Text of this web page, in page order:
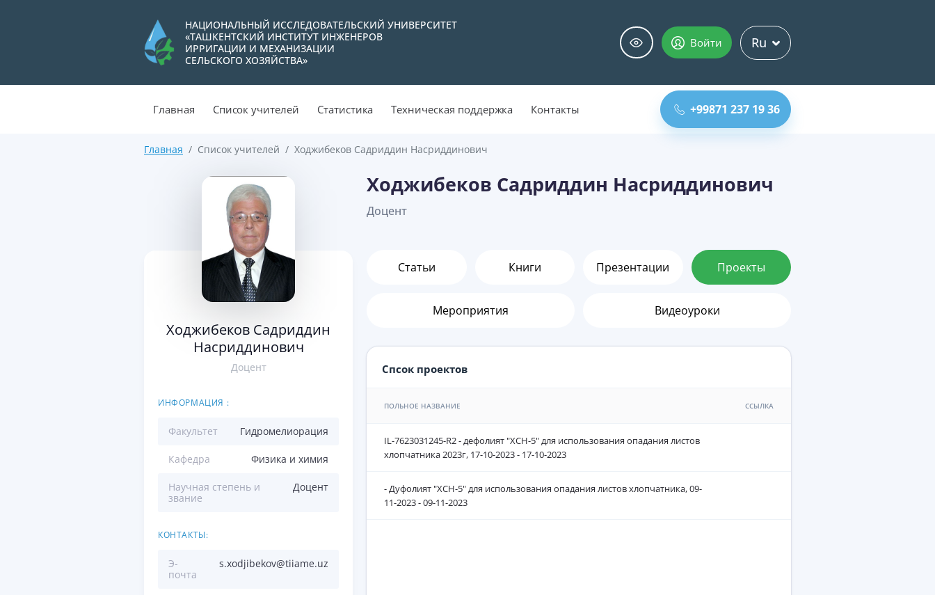
НАЦИОНАЛЬНЫЙ ИССЛЕДОВАТЕЛЬСКИЙ УНИВЕРСИТЕТ
«ТАШКЕНТСКИЙ ИНСТИТУТ ИНЖЕНЕРОВ
ИРРИГАЦИИ И МЕХАНИЗАЦИИ
СЕЛЬСКОГО ХОЗЯЙСТВА»
Войти Ru
Главная Список учителей Статистика Техническая поддержка Контакты +99871 237 19 36
Главная Список учителей Ходжибеков Садриддин Насриддинович
Ходжибеков Садриддин
Насриддинович
Доцент
ИНФОРМАЦИЯ :
Факультет Гидромелиорация
Кафедра Физика и химия
Научная степень и
звание
Доцент
КОНТАКТЫ:
Э-
почта
s.xodjibekov@tiiame.uz
Ходжибеков Садриддин Насриддинович
Доцент
Статьи Книги Презентации Проекты
Мероприятия Видеоуроки
Спсок проектов
ПОЛЬНОЕ НАЗВАНИЕ ССЫЛКА
IL-7623031245-R2 - дефолият "ХСН-5" для использования опадания листов
хлопчатника 2023г, 17-10-2023 - 17-10-2023
- Дуфолият "ХСН-5" для использования опадания листов хлопчатника, 09-
11-2023 - 09-11-2023